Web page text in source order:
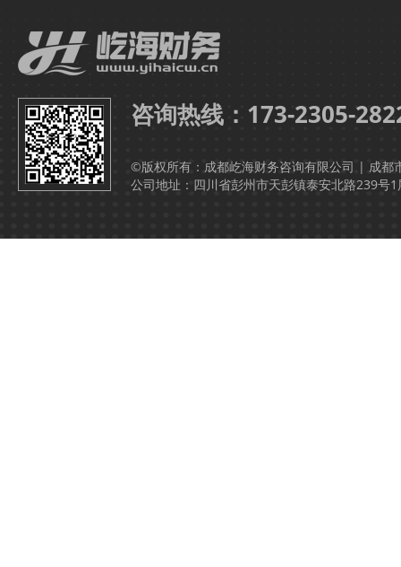
咨询热线：173-2305-
©版权所有：成都屹海财务咨询有限公司 | 成都
公司地址：四川省彭州市天彭镇泰安北路239号